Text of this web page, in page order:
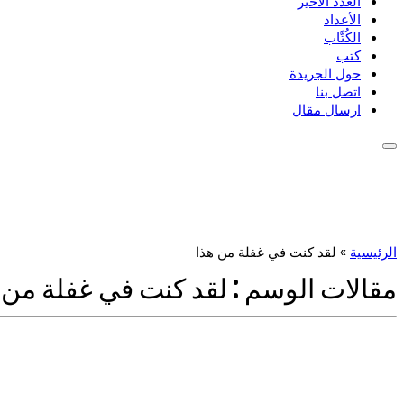
الأعداد
الكُتَّاب
كتب
حول الجريدة
اتصل بنا
ارسال مقال
الرئيسية » لقد كنت في غفلة من هذا
مقالات الوسم : لقد كنت في غفلة من